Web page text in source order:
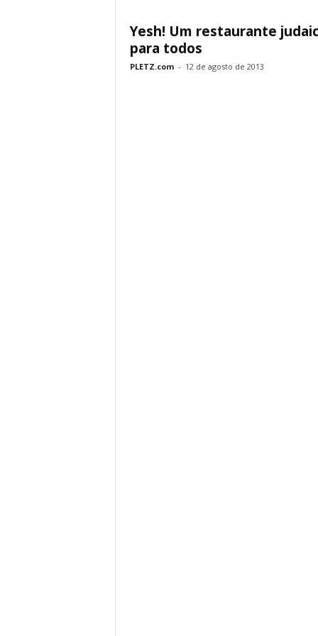
Yesh! Um restaurante
para todos
PLETZ.com - 12 de agosto de 2013